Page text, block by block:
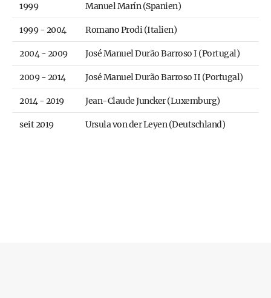
1999 Manuel Marín (Spanien)
1999 - 2004 Romano Prodi (Italien)
2004 - 2009 José Manuel Durão Barroso I (Portugal)
2009 - 2014 José Manuel Durão Barroso II (Portugal)
2014 - 2019 Jean-Claude Juncker (Luxemburg)
seit 2019 Ursula von der Leyen (Deutschland)